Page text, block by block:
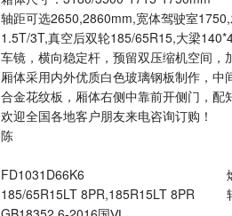
轴距可选2650,2860mm,宽体驾驶室
1.5T/3T,真空后双轮185/65R15,大梁
车镜，横向稳定杆，预留双压缩机空间
厢体采用内外优质白色玻璃钢板制作，
合金花纹板，厢体右侧中靠前开侧门，
欢迎全国各地客户朋友来电咨询订购！
陈
FD1031D66K6
185/65R15LT 8PR,185R15LT 8PR